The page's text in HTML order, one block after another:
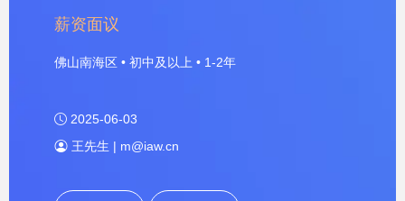
薪资面议
佛山南海区 • 初中及以上 • 1-2年
2025-06-03
王先生 | m@iaw.cn